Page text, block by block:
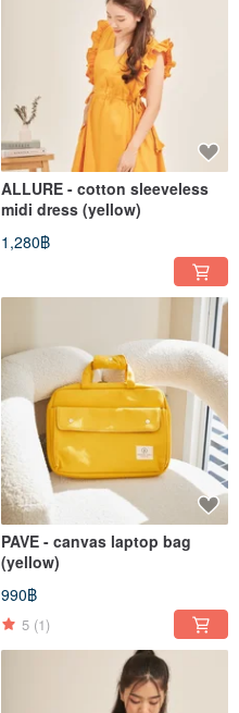
ALLURE - cotton sleeveless
midi dress (yellow)
1,280฿
PAVE - canvas laptop bag
(yellow)
990฿
5 (1)